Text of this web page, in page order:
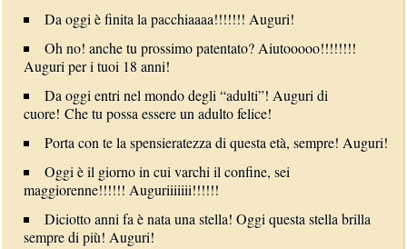
Da oggi è finita la pacchiaaaa!!!!!!! Auguri!
Oh no! anche tu prossimo patentato? Aiutooooo!!!!!!!!
Auguri per i tuoi 18 anni!
Da oggi entri nel mondo degli “adulti”! Auguri di
cuore! Che tu possa essere un adulto felice!
Porta con te la spensieratezza di questa età, sempre! Auguri!
Oggi è il giorno in cui varchi il confine, sei
maggiorenne!!!!!! Auguriiiiiii!!!!!!
Diciotto anni fa è nata una stella! Oggi questa stella brilla
sempre di più! Auguri!